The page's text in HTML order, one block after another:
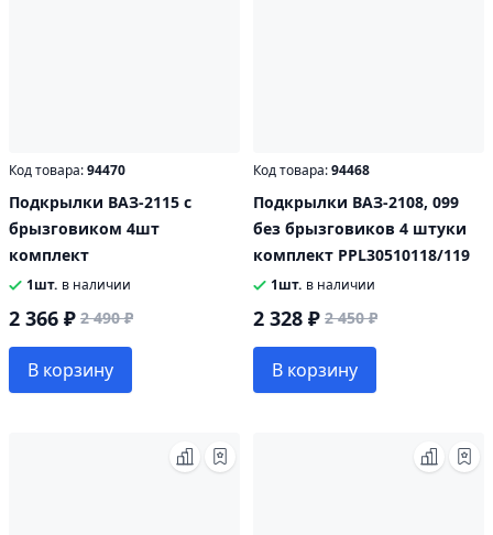
Код товара:94470
Подкрылки ВАЗ-2115 с
брызговиком 4шт
комплект
1шт. в наличии
2 366 ₽ 2 490 ₽
В корзину
Код товара:94468
Подкрылки ВАЗ-2108, 099
без брызговиков 4 штуки
комплект PPL30510118/119
1шт. в наличии
2 328 ₽ 2 450 ₽
В корзину